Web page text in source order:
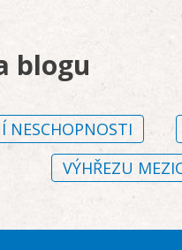
blogu
NESCHOPNOSTI
VÝHŘEZU